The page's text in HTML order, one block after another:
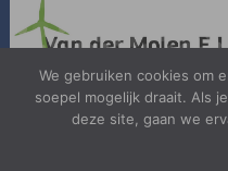
voorwaarden
Privacybeleid
We gebruiken cookies om
soepel mogelijk draait. Als
deze site, gaan we